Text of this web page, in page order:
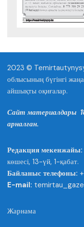
2023 ©
облысының бүгінгі
айшықты оқиғалар.
Сайт материалдары
арналған.
Редакция мекенжайы:
көшесі, 13-үй, 1-қабат.
Байланыс телефоны:
E-mail:
Жарнама